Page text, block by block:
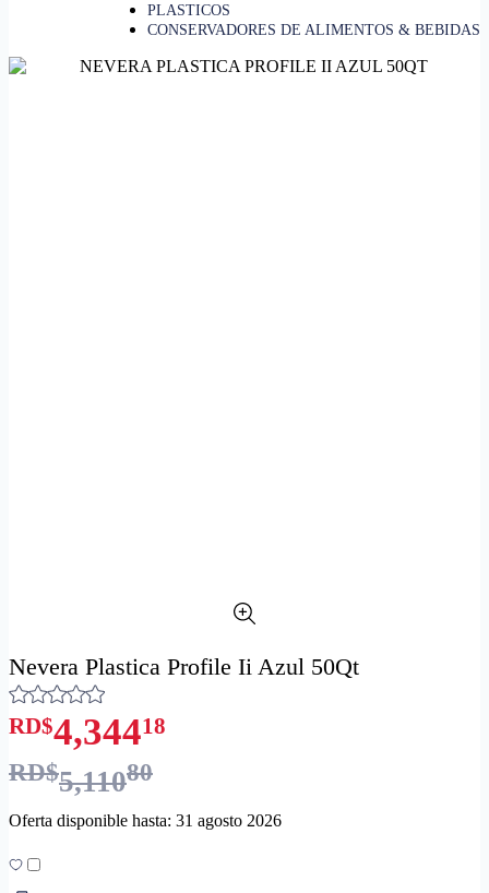
PLASTICOS
CONSERVADORES DE ALIMENTOS & BEBIDAS
Nevera Plastica Profile Ii Azul 50Qt
RD$4,34418
RD$5,11080
Oferta disponible hasta: 31 agosto 2026